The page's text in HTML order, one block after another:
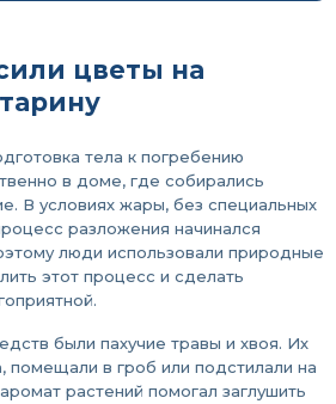
цветы на
тела к погребению
в доме, где собирались
В условиях жары, без специальных
разложения начинался
люди использовали природные
этот процесс и сделать
были пахучие травы и хвоя. Их
помещали в гроб или подстилали на
растений помогал заглушить